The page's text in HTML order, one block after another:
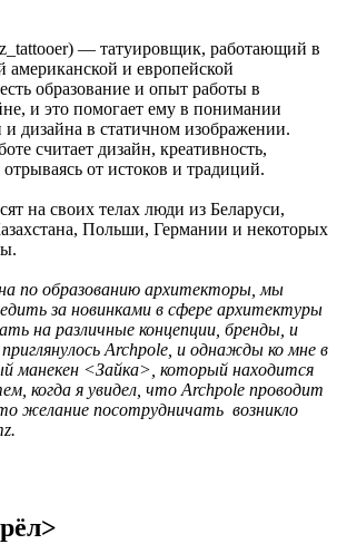
— татуировщик, работающий в
американской и европейской
образование и опыт работы в
и это помогает ему в понимании
дизайна в статичном изображении.
считает дизайн, креативность,
от истоков и традиций.
на своих телах люди из Беларуси,
Польши, Германии и некоторых
по образованию архитекторы, мы
за новинками в сфере архитектуры
на различные концепции, бренды, и
Archpole, и однажды ко мне в
манекен <Зайка>, который находится
когда я увидел, что Archpole проводит
желание посотрудничать возникло